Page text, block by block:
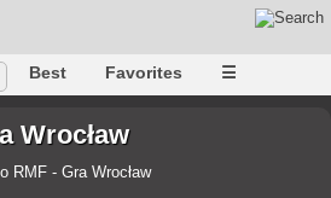
Best Favorites ☰
Wrocław
RMF - Gra Wrocław